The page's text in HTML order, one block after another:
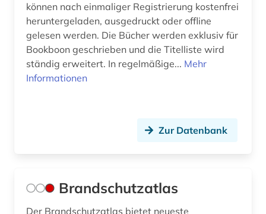
iso (2)
iso-norm (5)
iso-standard (1)
keramik (1)
können nach einmaliger Registrierung kostenfrei
heruntergeladen, ausgedruckt oder offline
gelesen werden. Die Bücher werden exklusiv für
Bookboon geschrieben und die Titelliste wird
ständig erweitert. In regelmäßige... Mehr
Informationen
Zur Datenbank
Brandschutzatlas
Der Brandschutzatlas bietet neueste